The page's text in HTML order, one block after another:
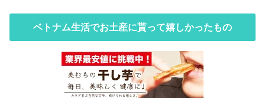
ベトナム生活でお土産に貰って嬉しかったもの